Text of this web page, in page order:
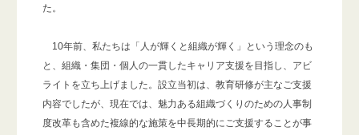
た。
10年前、私たちは「人が輝くと組織が輝く」という理念のも
と、組織・集団・個人の一貫したキャリア支援を目指し、アビ
ライトを立ち上げました。設立当初は、教育研修が主なご支援
内容でしたが、現在では、魅力ある組織づくりのための人事制
度改革も含めた複線的な施策を中長期的にご支援することが事